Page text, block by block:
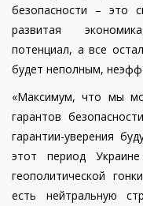
безопасности – это
развитая
потенциал, а все
будет неполным,
«Максимум, что мы
гарантов
гарантии-уверения
этот период
геополитической
есть нейтральную